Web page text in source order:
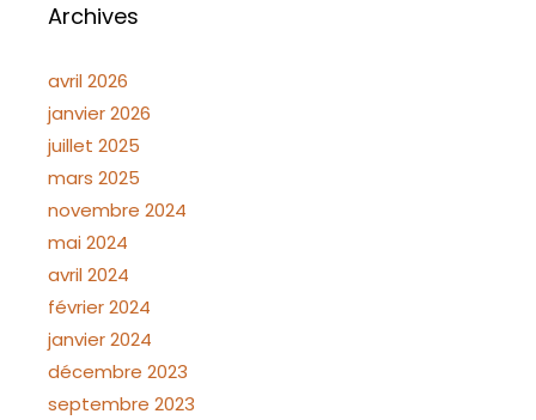
Archives
avril 2026
janvier 2026
juillet 2025
mars 2025
novembre 2024
mai 2024
avril 2024
février 2024
janvier 2024
décembre 2023
septembre 2023